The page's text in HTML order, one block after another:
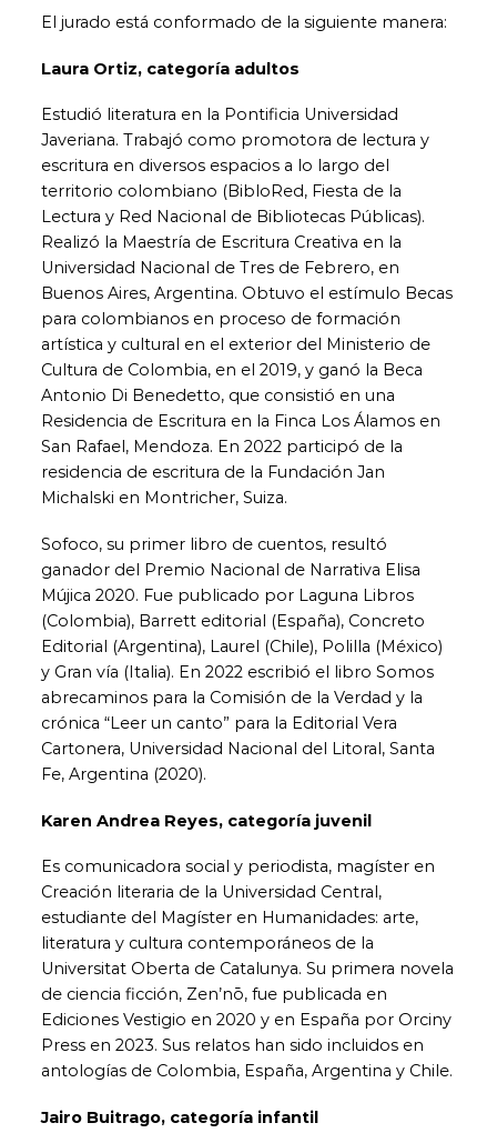
El jurado está conformado de la siguiente manera:
Laura Ortiz, categoría adultos
Estudió literatura en la Pontificia Universidad
Javeriana. Trabajó como promotora de lectura y
escritura en diversos espacios a lo largo del
territorio colombiano (BibloRed, Fiesta de la
Lectura y Red Nacional de Bibliotecas Públicas).
Realizó la Maestría de Escritura Creativa en la
Universidad Nacional de Tres de Febrero, en
Buenos Aires, Argentina. Obtuvo el estímulo Becas
para colombianos en proceso de formación
artística y cultural en el exterior del Ministerio de
Cultura de Colombia, en el 2019, y ganó la Beca
Antonio Di Benedetto, que consistió en una
Residencia de Escritura en la Finca Los Álamos en
San Rafael, Mendoza. En 2022 participó de la
residencia de escritura de la Fundación Jan
Michalski en Montricher, Suiza.
Sofoco, su primer libro de cuentos, resultó
ganador del Premio Nacional de Narrativa Elisa
Mújica 2020. Fue publicado por Laguna Libros
(Colombia), Barrett editorial (España), Concreto
Editorial (Argentina), Laurel (Chile), Polilla (México)
y Gran vía (Italia). En 2022 escribió el libro Somos
abrecaminos para la Comisión de la Verdad y la
crónica “Leer un canto” para la Editorial Vera
Cartonera, Universidad Nacional del Litoral, Santa
Fe, Argentina (2020).
Karen Andrea Reyes, categoría juvenil
Es comunicadora social y periodista, magíster en
Creación literaria de la Universidad Central,
estudiante del Magíster en Humanidades: arte,
literatura y cultura contemporáneos de la
Universitat Oberta de Catalunya. Su primera novela
de ciencia ficción, Zen’nō, fue publicada en
Ediciones Vestigio en 2020 y en España por Orciny
Press en 2023. Sus relatos han sido incluidos en
antologías de Colombia, España, Argentina y Chile.
Jairo Buitrago, categoría infantil